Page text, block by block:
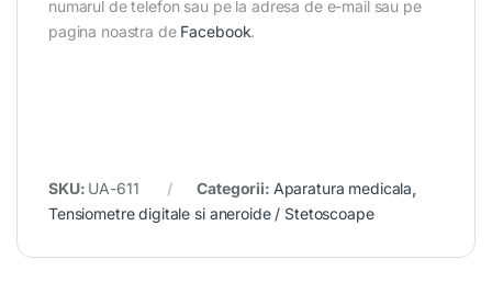
numarul de telefon sau pe la adresa de e-mail sau pe
pagina noastra de Facebook.
SKU: UA-611 Categorii: Aparatura medicala,
Tensiometre digitale si aneroide / Stetoscoape